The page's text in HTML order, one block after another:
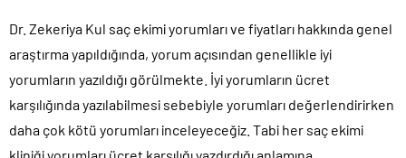
Dr. Zekeriya Kul saç ekimi yorumları ve fiyatları hakkında genel
araştırma yapıldığında, yorum açısından genellikle iyi
yorumların yazıldığı görülmekte. İyi yorumların ücret
karşılığında yazılabilmesi sebebiyle yorumları değerlendirirken
daha çok kötü yorumları inceleyeceğiz. Tabi her saç ekimi